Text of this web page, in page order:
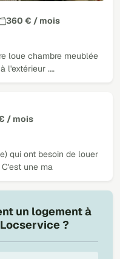
360 € / mois
loue chambre meublée
l'extérieur .…
/ mois
qui ont besoin de louer
une ma
un logement à
?